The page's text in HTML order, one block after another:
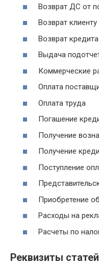
Возврат ДС от
Возврат клиенту
Возврат кредита
Выдача
Коммерческие
Оплата
Оплата труда
Погашение
Получение
Получение
Поступление
Приобретение
Расходы на
Расчеты по
Реквизиты